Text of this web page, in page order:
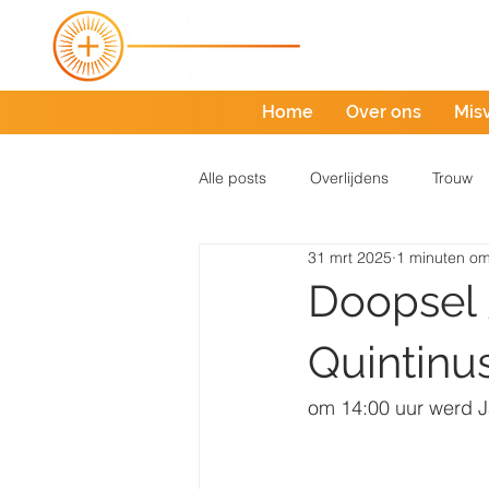
Home Over ons
Alle posts Overlijdens Trouw
Doopsel
31 mrt 2025 1 minuten
om 14:00 uur werd